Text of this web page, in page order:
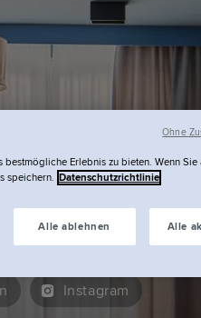
Instagram
Erlebnis zu bieten. Wenn Sie
speichern. Datenschutzrichtlinie
Alle ablehnen Alle
Ohne